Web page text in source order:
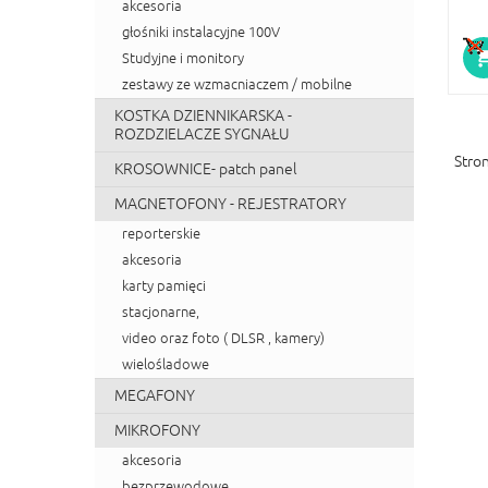
akcesoria
głośniki instalacyjne 100V
Studyjne i monitory
zestawy ze wzmacniaczem / mobilne
KOSTKA DZIENNIKARSKA -
ROZDZIELACZE SYGNAŁU
KROSOWNICE- patch panel
MAGNETOFONY - REJESTRATORY
reporterskie
akcesoria
karty pamięci
stacjonarne,
video oraz foto ( DLSR , kamery)
wielośladowe
MEGAFONY
MIKROFONY
akcesoria